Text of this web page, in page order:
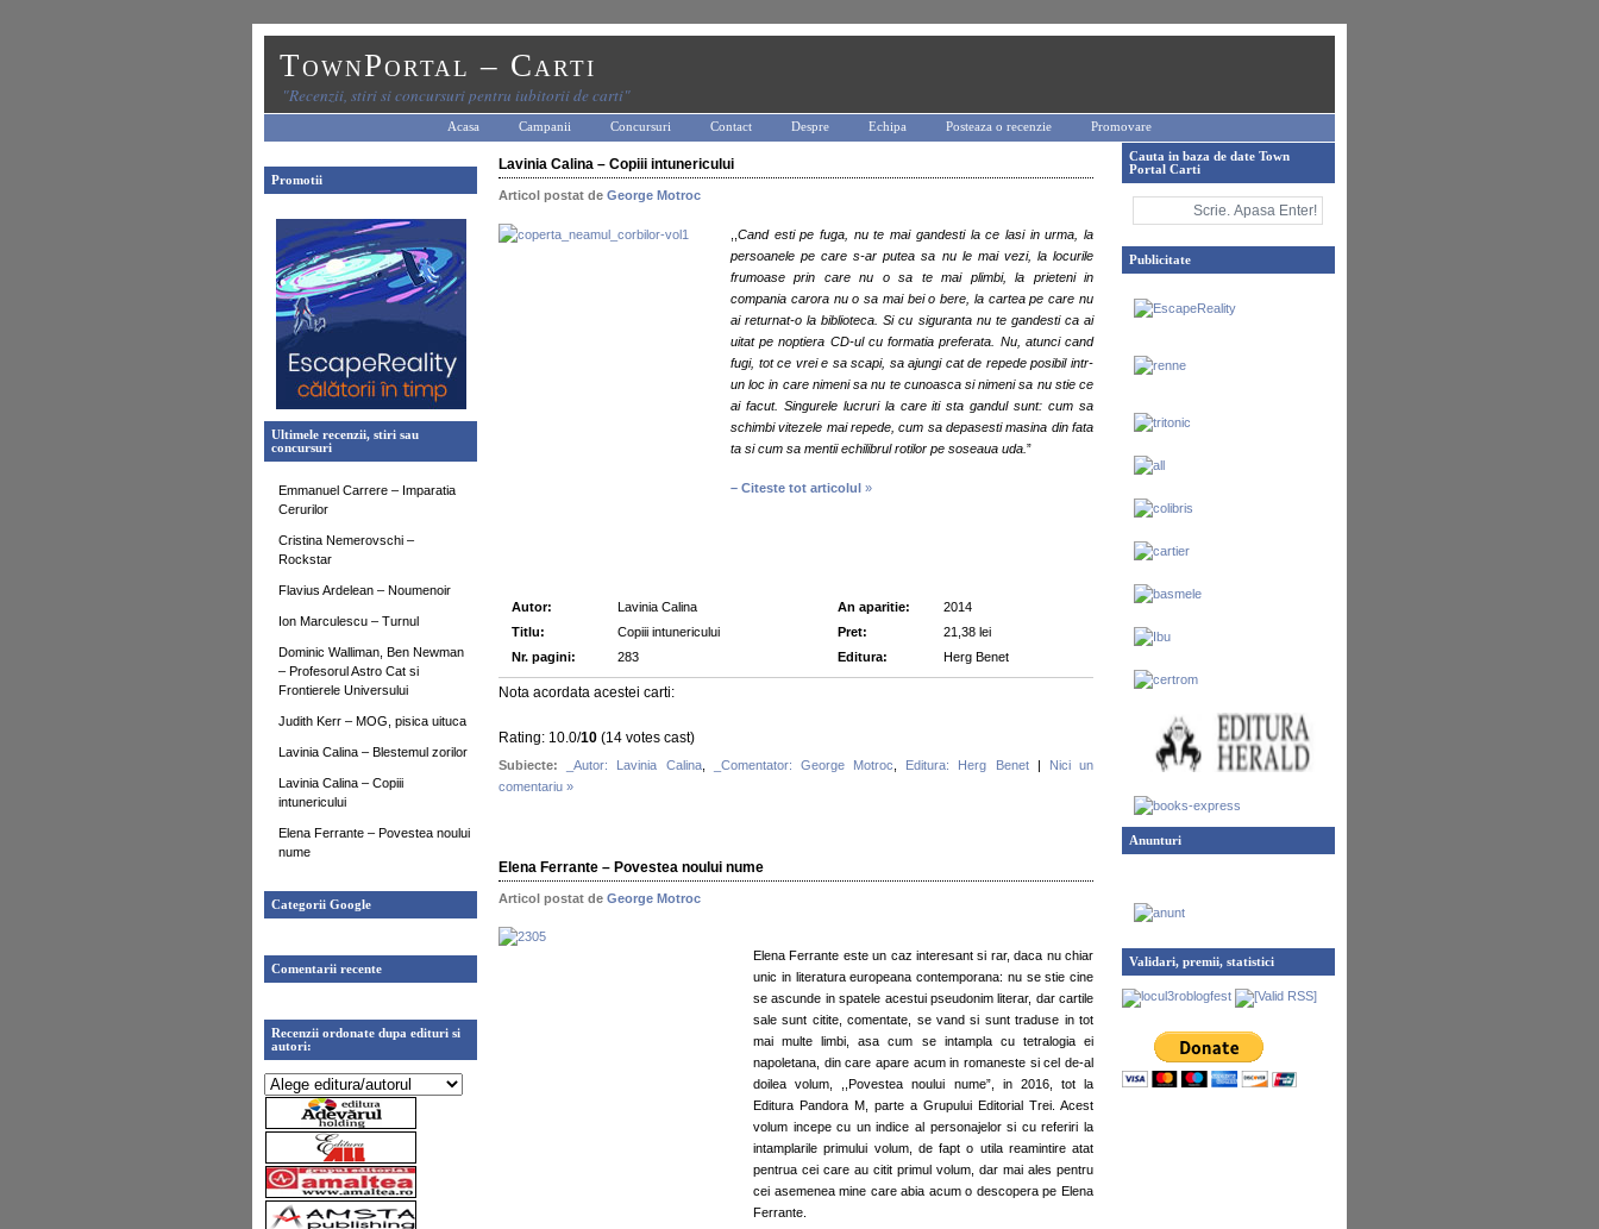
TownPortal – Carti
"Recenzii, stiri si concursuri pentru iubitorii de carti"
Acasa Campanii Concursuri Contact Despre Echipa Posteaza o recenzie Promovare
Promotii
Ultimele recenzii, stiri sau
concursuri
Emmanuel Carrere – Imparatia
Cerurilor
Cristina Nemerovschi –
Rockstar
Flavius Ardelean – Noumenoir
Ion Marculescu – Turnul
Dominic Walliman, Ben Newman
– Profesorul Astro Cat si
Frontierele Universului
Judith Kerr – MOG, pisica uituca
Lavinia Calina – Blestemul zorilor
Lavinia Calina – Copiii
intunericului
Elena Ferrante – Povestea noului
nume
Categorii Google
Comentarii recente
Recenzii ordonate dupa edituri si
autori:
Cauta in baza de date Town
Portal Carti
Publicitate
Anunturi
Validari, premii, statistici
Lavinia Calina – Copiii intunericului
Articol postat de George Motroc
Cand esti pe fuga, nu te mai gandesti la ce lasi in urma, la
persoanele pe care s-ar putea sa nu le mai vezi, la locurile
frumoase prin care nu o sa te mai plimbi, la prieteni in
compania carora nu o sa mai bei o bere, la cartea pe care nu
ai returnat-o la biblioteca. Si cu siguranta nu te gandesti ca ai
uitat pe noptiera CD-ul cu formatia preferata. Nu, atunci cand
fugi, tot ce vrei e sa scapi, sa ajungi cat de repede posibil intr-
un loc in care nimeni sa nu te cunoasca si nimeni sa nu stie ce
ai facut. Singurele lucruri la care iti sta gandul sunt: cum sa
schimbi vitezele mai repede, cum sa depasesti masina din fata
ta si cum sa mentii echilibrul rotilor pe soseaua uda. ”
– Citeste tot articolul »
Autor: Lavinia Calina An aparitie:
2014
Titlu:
Copiii intunericului Pret:
21,38 lei
Nr. pagini:
283 Editura: Herg Benet
Nota acordata acestei carti:
Rating: 10.0/10 (14 votes cast)
Subiecte: _Autor: Lavinia Calina, _Comentator: George Motroc Editura: Herg Benet| Nici un
comentariu »
Elena Ferrante – Povestea noului nume
Articol postat de George Motroc
Elena Ferrante este un caz interesant si rar, daca nu chiar
unic in literatura europeana contemporana: nu se stie cine
se ascunde in spatele acestui pseudonim literar, dar cartile
sale sunt citite, comentate, se vand si sunt traduse in tot
mai multe limbi, asa cum se intampla cu tetralogia ei
napoletana, din care apare acum in romaneste si cel de-al
doilea volum, ,,Povestea noului nume”, in 2016, tot la
Editura Pandora M, parte a Grupului Editorial Trei. Acest
volum incepe cu un indice al personajelor si cu referiri la
intamplarile primului volum, de fapt o utila reamintire atat
pentrua cei care au citit primul volum, dar mai ales pentru
cei asemenea mine care abia acum o descopera pe Elena
Ferrante.